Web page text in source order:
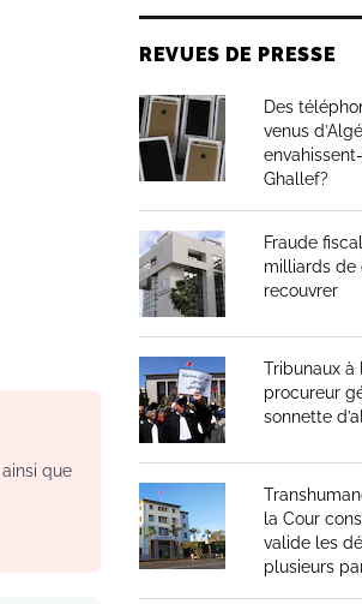
que
REVUES DE PRESSE
Des
venus
Ghallef?
Fraude
milliards de
recouvrer
Tribunaux à
procureur
sonnette
la Cour
valide les
plusieurs